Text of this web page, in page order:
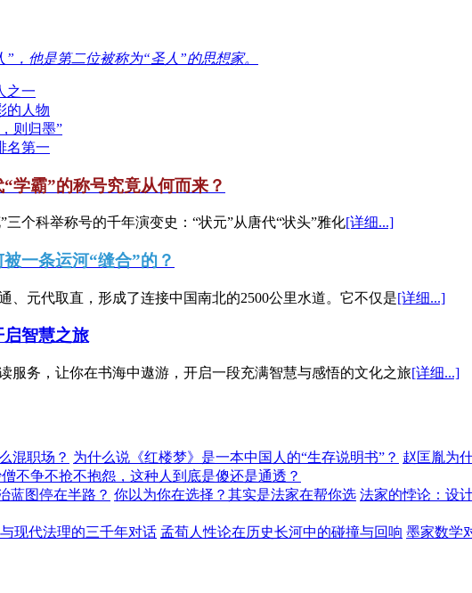
，他是第二位被称为“圣人”的思想家。
之一
的人物
则归墨”
名第一
学霸”的称号究竟从何而来？
三个科举称号的千年演变史：“状元”从唐代“状头”雅化[详细...]
一条运河“缝合”的？
、元代取直，形成了连接中国南北的2500公里水道。它不仅是[详细...]
智慧之旅
服务，让你在书海中遨游，开启一段充满智慧与感悟的文化之旅[详细...]
混职场？ 为什么说《红楼梦》是一本中国人的“生存说明书”？ 赵匡胤为
不争不抢不抱怨，这种人到底是傻还是通透？
蓝图停在半路？ 你以为你在选择？其实是法家在帮你选 法家的悖论：设
现代法理的三千年对话 孟荀人性论在历史长河中的碰撞与回响 墨家数学